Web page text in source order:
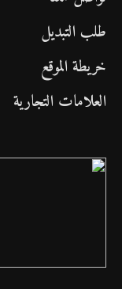
طلب التبديل
خريطة الموقع
العلامات التجارية